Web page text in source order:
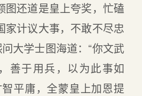
图还道是皇上夸奖，忙磕
家计议大事，不敢不尽忠
大学士图海道：“你文武
善于用兵，以为此事如
平庸，全蒙皇上加恩提